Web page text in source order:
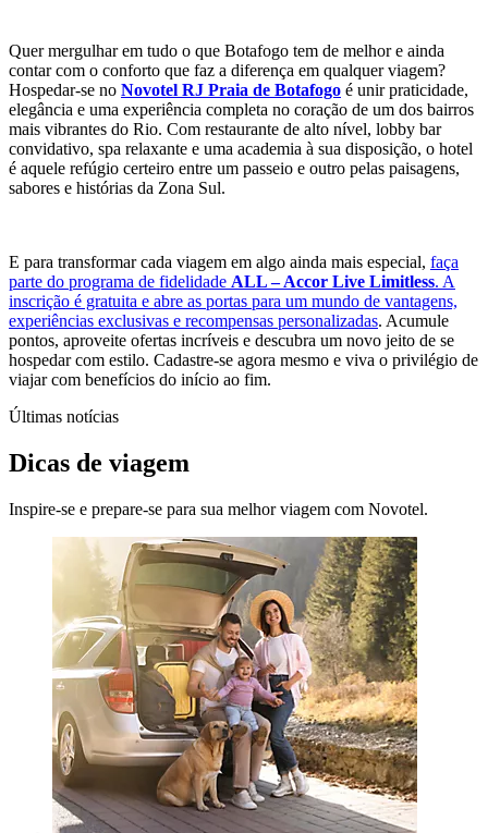
Quer mergulhar em tudo o que Botafogo tem de melhor e ainda
contar com o conforto que faz a diferença em qualquer viagem?
Hospedar-se no Novotel RJ Praia de Botafogo é unir praticidade,
elegância e uma experiência completa no coração de um dos bairros
mais vibrantes do Rio. Com restaurante de alto nível, lobby bar
convidativo, spa relaxante e uma academia à sua disposição, o hotel
é aquele refúgio certeiro entre um passeio e outro pelas paisagens,
sabores e histórias da Zona Sul.
E para transformar cada viagem em algo ainda mais especial, faça
parte do programa de fidelidade ALL – Accor Live Limitless. A
inscrição é gratuita e abre as portas para um mundo de vantagens,
experiências exclusivas e recompensas personalizadas. Acumule
pontos, aproveite ofertas incríveis e descubra um novo jeito de se
hospedar com estilo. Cadastre-se agora mesmo e viva o privilégio de
viajar com benefícios do início ao fim.
Últimas notícias
Dicas de viagem
Inspire-se e prepare-se para sua melhor viagem com Novotel.